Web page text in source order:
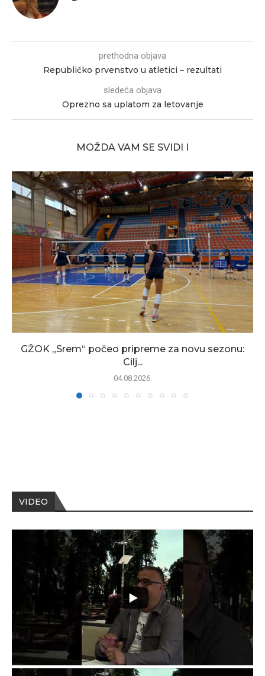
prethodna objava
Republičko prvenstvo u atletici – rezultati
sledeća objava
Oprezno sa uplatom za letovanje
MOŽDA VAM SE SVIDI I
GŽOK „Srem“ počeo pripreme za novu sezonu:
Cilj...
04.08.2026.
VIDEO